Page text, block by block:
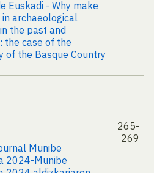
Euskadi - Why make
archaeological
the past and
the case of the
of the Basque Country
Munibe
2024-Munibe
265-
269